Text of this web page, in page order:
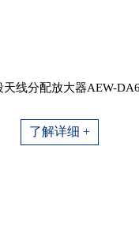
天线分配放大器AEW-
了解详细 +